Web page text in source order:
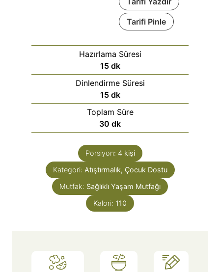
Tarifi Pinle
Hazırlama Süresi
15 dk
Dinlendirme Süresi
15 dk
Toplam Süre
30 dk
Porsiyon: 4 kişi
Kategori: Atıştırmalık, Çocuk Dostu
Mutfak: Sağlıklı Yaşam Mutfağı
Kalori: 110